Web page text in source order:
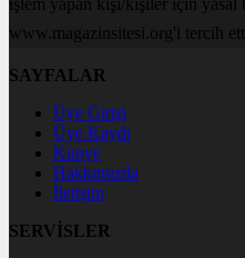
işlem yapan kişi/kişiler için yasal
www.magazinsitesi.org'i tercih
SAYFALAR
Üye Girişi
Üye Kaydı
Künye
Hakkımızda
İletişim
SERVİSLER